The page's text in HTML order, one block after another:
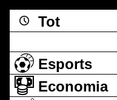
Tot
Esports
Economia